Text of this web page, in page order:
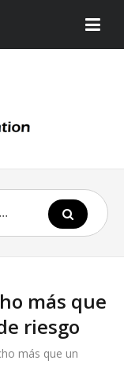
más que
riesgo
más que un